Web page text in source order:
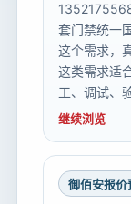
套门禁统一
这个需求，
这类需求适
工、调试、
继续浏览
御佰安报价